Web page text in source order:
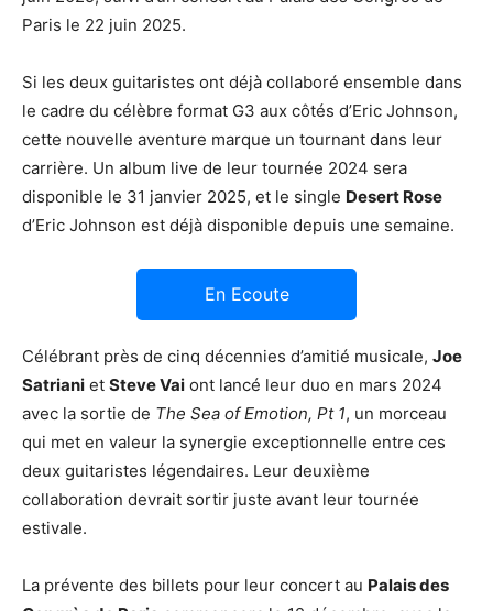
Paris le 22 juin 2025.
Si les deux guitaristes ont déjà collaboré ensemble dans
le cadre du célèbre format G3 aux côtés d’Eric Johnson,
cette nouvelle aventure marque un tournant dans leur
carrière. Un album live de leur tournée 2024 sera
disponible le 31 janvier 2025, et le single Desert Rose
d’Eric Johnson est déjà disponible depuis une semaine.
En Ecoute
Célébrant près de cinq décennies d’amitié musicale, Joe
Satriani et Steve Vai ont lancé leur duo en mars 2024
avec la sortie de The Sea of Emotion, Pt 1, un morceau
qui met en valeur la synergie exceptionnelle entre ces
deux guitaristes légendaires. Leur deuxième
collaboration devrait sortir juste avant leur tournée
estivale.
La prévente des billets pour leur concert au Palais des